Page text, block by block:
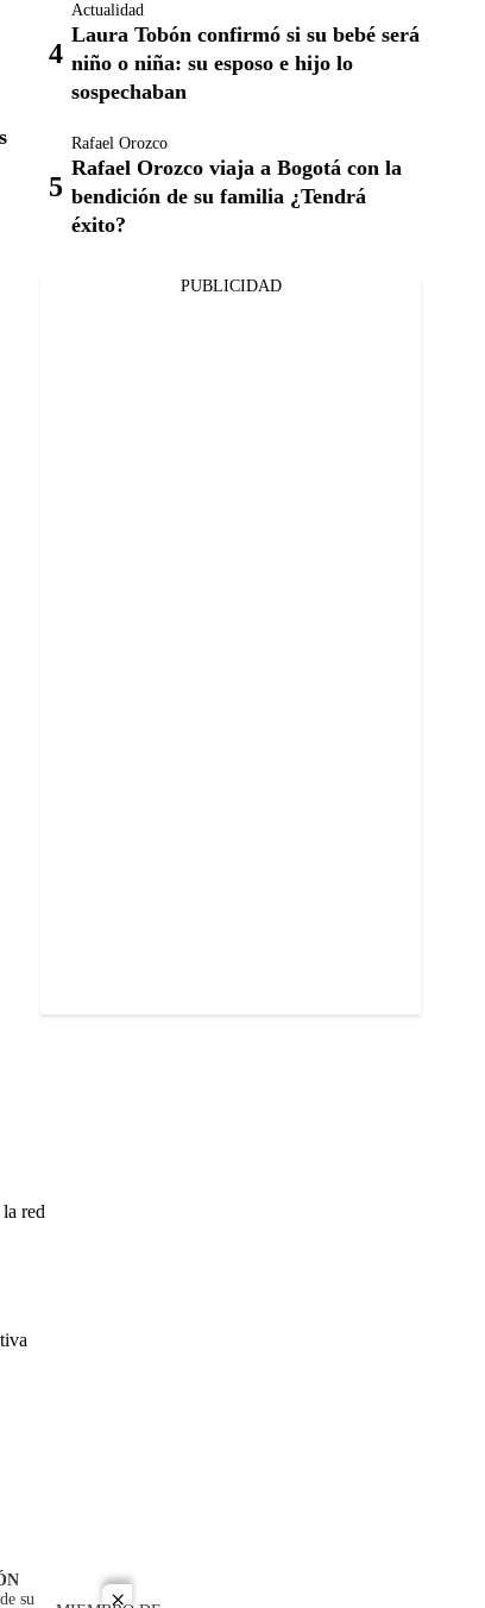
Actualidad
Laura Tobón confirmó si su bebé será
niño o niña: su esposo e hijo lo
sospechaban
Rafael Orozco
Rafael Orozco viaja a Bogotá con la
bendición de su familia ¿Tendrá
éxito?
PUBLICIDAD
red
su